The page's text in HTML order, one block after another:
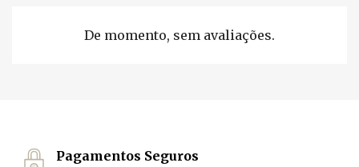
De momento, sem avaliações.
Pagamentos Seguros